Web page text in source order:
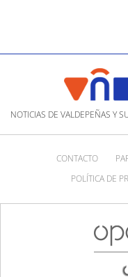
NOTICIAS DE VALDEPEÑAS Y
CONTACTO
POLÍTICA DE